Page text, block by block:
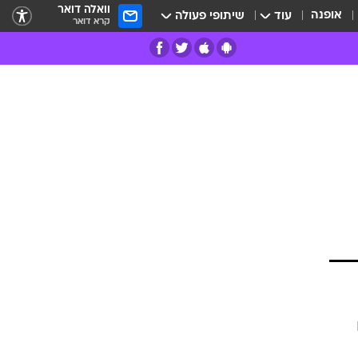
אופנה עוד שיתופי פעולה וואלה דואר
קרא דואר